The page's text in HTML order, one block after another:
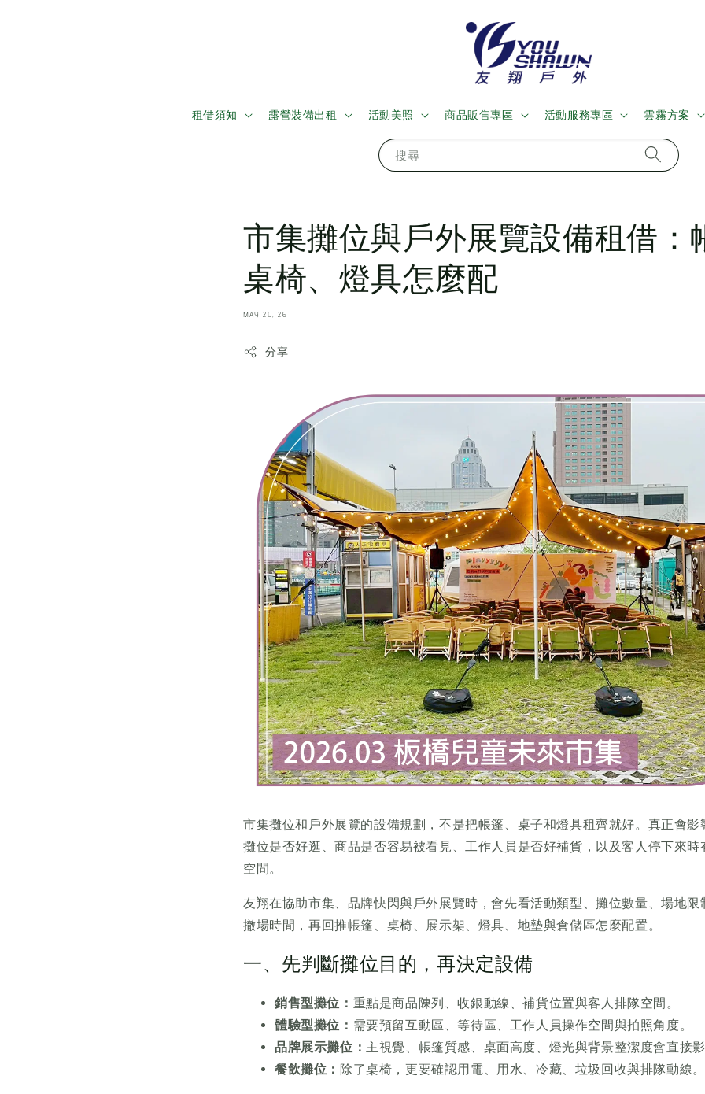
搜尋
租借須知 露營裝備出租 活動美照 商品販售專區 活動服務專區 雲霧方案
市集攤位與戶外展覽設備租借：
桌椅、燈具怎麼配
MAY 20, 26
分享
市集攤位和戶外展覽的設備規劃，不是把帳篷、桌子和燈具租齊就好。真正會
攤位是否好逛、商品是否容易被看見、工作人員是否好補貨，以及客人停下來
空間。
友翔在協助市集、品牌快閃與戶外展覽時，會先看活動類型、攤位數量、場地
撤場時間，再回推帳篷、桌椅、展示架、燈具、地墊與倉儲區怎麼配置。
一、先判斷攤位目的，再決定設備
銷售型攤位： 重點是商品陳列、收銀動線、補貨位置與客人排隊空間。
體驗型攤位： 需要預留互動區、等待區、工作人員操作空間與拍照角度。
品牌展示攤位： 主視覺、帳篷質感、桌面高度、燈光與背景整潔度會直接
餐飲攤位： 除了桌椅，更要確認用電、用水、冷藏、垃圾回收與排隊動線。